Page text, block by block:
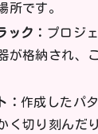
所です。
ク： プロジ
が格納され、
： 作成したパ
く切り刻んだ